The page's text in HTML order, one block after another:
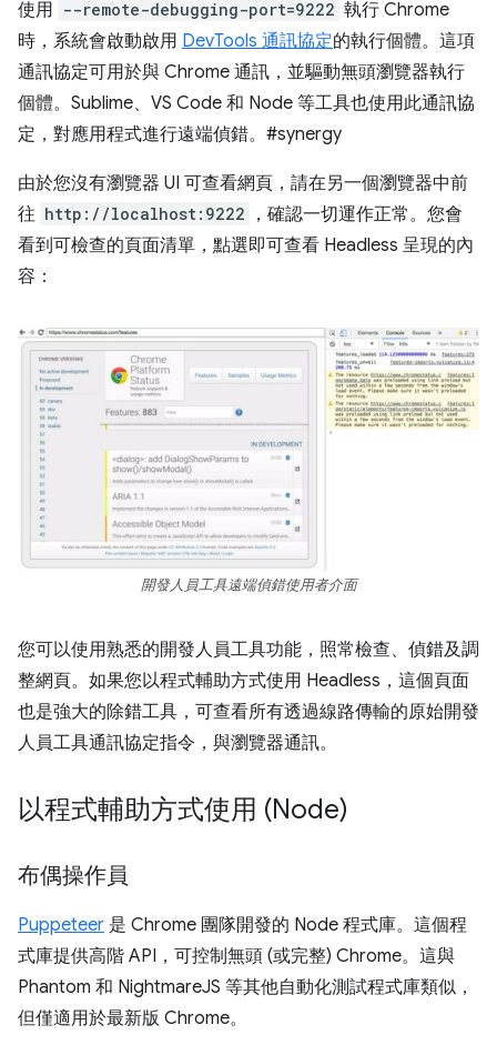
使用 --remote-debugging-port=9222 執行 Chrome
時，系統會啟動啟用 DevTools 通訊協定的執行個體。這項
通訊協定可用於與 Chrome 通訊，並驅動無頭瀏覽器執行
個體。Sublime、VS Code 和 Node 等工具也使用此通訊協
定，對應用程式進行遠端偵錯。#synergy
由於您沒有瀏覽器 UI 可查看網頁，請在另一個瀏覽器中前
往 http://localhost:9222
，確認一切運作正常。您會
看到可檢查的頁面清單，點選即可查看 Headless 呈現的內
容：
開發人員工具遠端偵錯使用者介面
您可以使用熟悉的開發人員工具功能，照常檢查、偵錯及調
整網頁。如果您以程式輔助方式使用 Headless，這個頁面
也是強大的除錯工具，可查看所有透過線路傳輸的原始開發
人員工具通訊協定指令，與瀏覽器通訊。
以程式輔助方式使用 (Node)
布偶操作員
Puppeteer 是 Chrome 團隊開發的 Node 程式庫。這個程
式庫提供高階 API，可控制無頭 (或完整) Chrome。這與
Phantom 和 NightmareJS 等其他自動化測試程式庫類似，
但僅適用於最新版 Chrome。